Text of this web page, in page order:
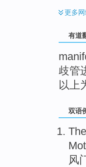
更多
有道
歧管
以上
双语
风